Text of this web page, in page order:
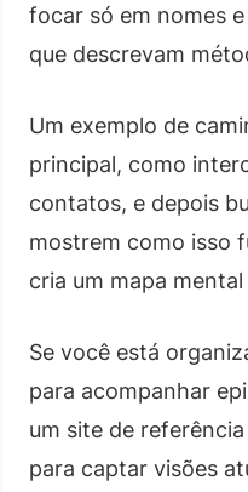
focar só em nomes
que descrevam
Um exemplo de
principal, como
contatos, e depois
mostrem como isso
cria um mapa
Se você está
para acompanhar
um site de
para captar visões